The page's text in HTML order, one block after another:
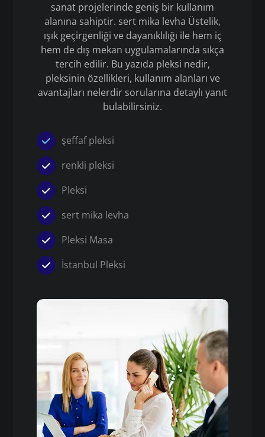
sanat projelerinde geniş bir kullanım
alanına sahiptir. sert mika levha Üstelik,
ışık geçirgenliği ve dayanıklılığı ile hem iç
hem de dış mekan uygulamalarında sıkça
tercih edilir. Bu yazıda pleksi nedir,
pleksinin özellikleri, kullanım alanları ve
avantajları nelerdir sorularına detaylı yanıt
bulabilirsiniz.
şeffaf pleksi
renkli pleksi
Pleksi
sert mika levha
Pleksi Masa
İstanbul Pleksi